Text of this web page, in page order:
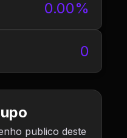
0.00%
0
publico deste